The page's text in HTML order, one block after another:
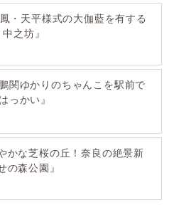
鳳・天平様式の大伽藍を有する
之坊』
関ゆかりのちゃんこを駅前で
っかい』
かな芝桜の丘！奈良の絶景新
の森公園』